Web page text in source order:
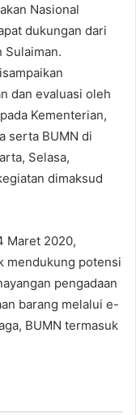
Nasional
dukungan dari
Sulaiman.
dan evaluasi oleh
Kementerian,
serta BUMN di
Selasa,
dimaksud
Maret 2020,
mendukung potensi
pengadaan
barang melalui e-
BUMN termasuk